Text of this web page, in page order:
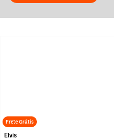
Frete Grátis
Elvis